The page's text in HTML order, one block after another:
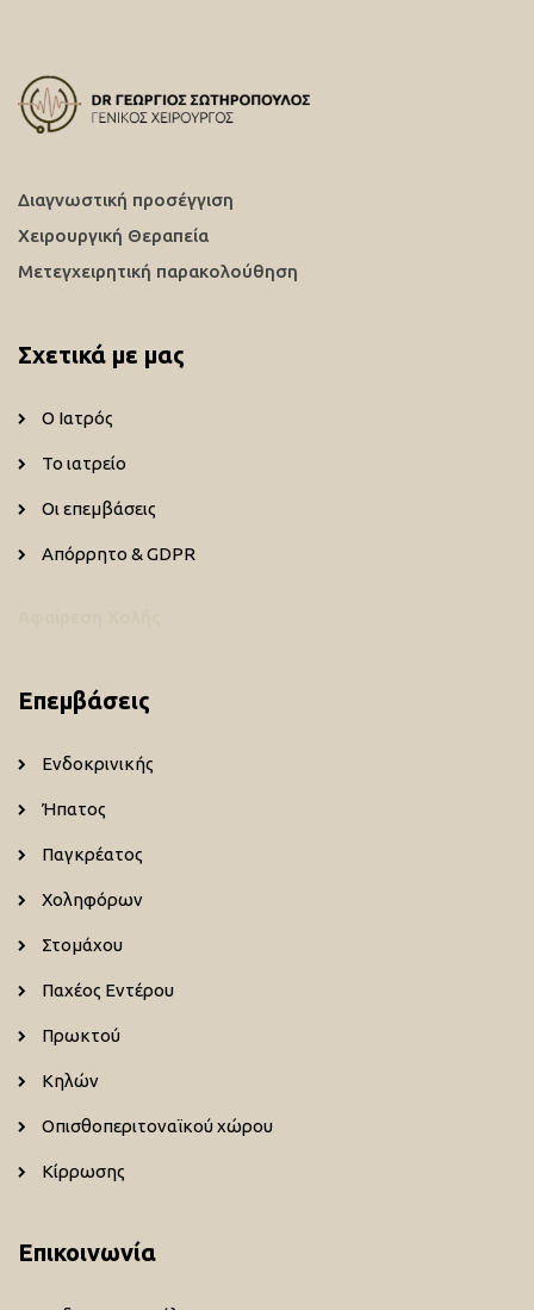
Διαγνωστική προσέγγιση
Χειρουργική Θεραπεία
Μετεγχειρητική παρακολούθηση
Σχετικά με μας
Ο Ιατρός
Το ιατρείο
Οι επεμβάσεις
Απόρρητο & GDPR
Επεμβάσεις
Ενδοκρινικής
Ήπατος
Παγκρέατος
Χοληφόρων
Στομάχου
Παχέος Εντέρου
Πρωκτού
Κηλών
Οπισθοπεριτοναϊκού χώρου
Κίρρωσης
Επικοινωνία